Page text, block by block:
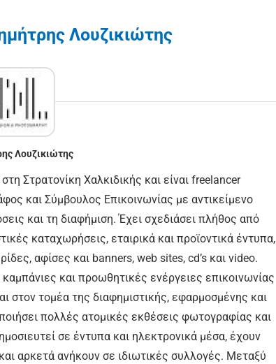
Λουζικιώτης
Λουζικιώτης
Στρατονίκη Χαλκιδικής και είναι freelancer
και Σύμβουλος Επικοινωνίας με αντικείμενο
και τη διαφήμιση. Έχει σχεδιάσει πλήθος από
καταχωρήσεις, εταιρικά και προϊοντικά έντυπα,
αφίσες και banners, web sites, cd’s και video.
και προωθητικές ενέργειες επικοινωνίας
στον τομέα της διαφημιστικής, εφαρμοσμένης και
πολλές ατομικές εκθέσεις φωτογραφίας και
σε έντυπα και ηλεκτρονικά μέσα, έχουν
αρκετά ανήκουν σε ιδιωτικές συλλογές. Μεταξύ